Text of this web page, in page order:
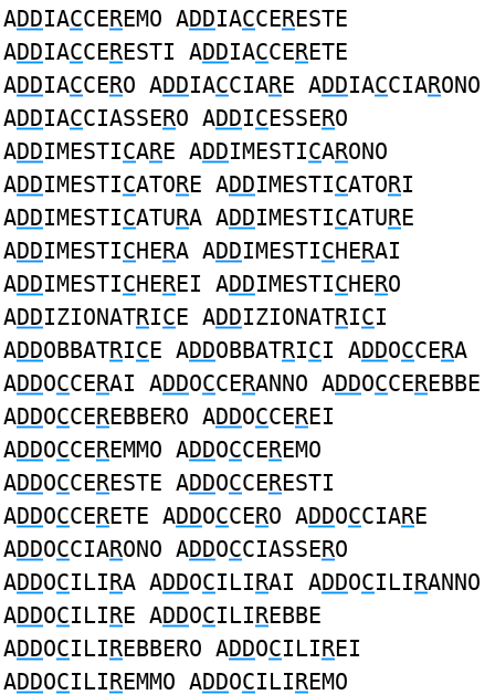
ADDIACCEREMO ADDIACCERESTE
ADDIACCERESTI ADDIACCERETE
ADDIACCERO ADDIACCIARE ADDIACCIARONO
ADDIACCIASSERO ADDICESSERO
ADDIMESTICARE ADDIMESTICARONO
ADDIMESTICATORE ADDIMESTICATORI
ADDIMESTICATURA ADDIMESTICATURE
ADDIMESTICHERA ADDIMESTICHERAI
ADDIMESTICHEREI ADDIMESTICHERO
ADDIZIONATRICE ADDIZIONATRICI
ADDOBBATRICE ADDOBBATRICI ADDOCCERA
ADDOCCERAI ADDOCCERANNO ADDOCCEREBBE
ADDOCCEREBBERO ADDOCCEREI
ADDOCCEREMMO ADDOCCEREMO
ADDOCCERESTE ADDOCCERESTI
ADDOCCERETE ADDOCCERO ADDOCCIARE
ADDOCCIARONO ADDOCCIASSERO
ADDOCILIRA ADDOCILIRAI ADDOCILIRANNO
ADDOCILIRE ADDOCILIREBBE
ADDOCILIREBBERO ADDOCILIREI
ADDOCILIREMMO ADDOCILIREMO